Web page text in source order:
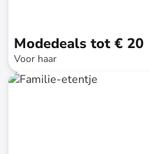
Modedeals tot € 20
Voor haar
tot-75%* SALE